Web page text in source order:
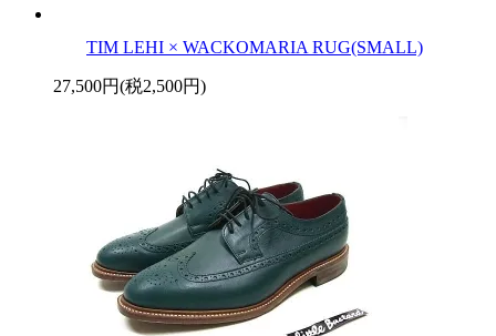
TIM LEHI × WACKOMARIA RUG(SMALL)
27,500円(税2,500円)